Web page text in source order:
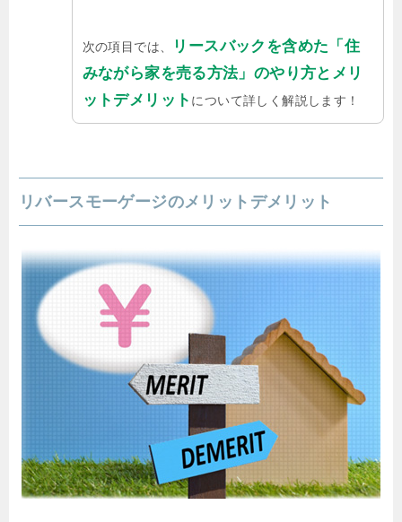
次の項目では、
リースバックを含めた「住
みながら家を売る方法」のやり方とメリ
ットデメリット について詳しく解説します！
リバースモーゲージのメリットデメリット